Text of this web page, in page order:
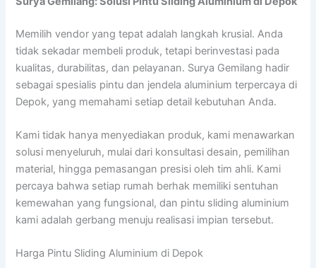
Memilih vendor yang tepat adalah langkah krusial. Anda
tidak sekadar membeli produk, tetapi berinvestasi pada
kualitas, durabilitas, dan pelayanan. Surya Gemilang hadir
sebagai spesialis pintu dan jendela aluminium terpercaya di
Depok, yang memahami setiap detail kebutuhan Anda.
Kami tidak hanya menyediakan produk, kami menawarkan
solusi menyeluruh, mulai dari konsultasi desain, pemilihan
material, hingga pemasangan presisi oleh tim ahli. Kami
percaya bahwa setiap rumah berhak memiliki sentuhan
kemewahan yang fungsional, dan pintu sliding aluminium
kami adalah gerbang menuju realisasi impian tersebut.
Harga Pintu Sliding Aluminium di Depok